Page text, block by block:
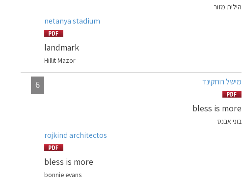
הילית מזור
netanya stadium
landmark
Hillit Mazor
מישל רוחקינד
bless is more
בוני אבנס
rojkind architectos
bless is more
bonnie evans
6